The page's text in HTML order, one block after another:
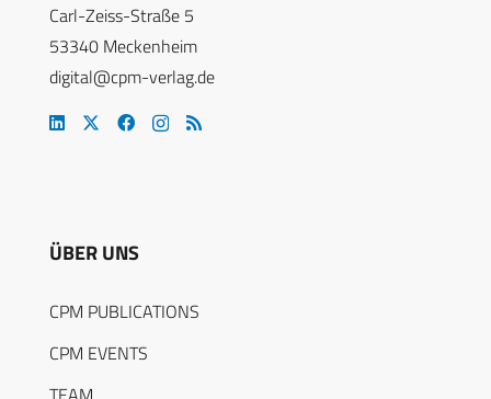
Carl-Zeiss-Straße 5
53340 Meckenheim
digital@cpm-verlag.de
ÜBER UNS
CPM PUBLICATIONS
CPM EVENTS